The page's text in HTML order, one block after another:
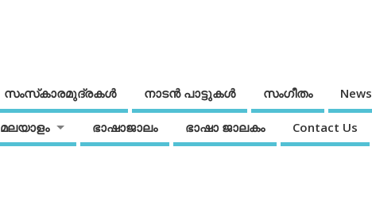
സംസ്‌കാരമുദ്രകള്‍ നാടന്‍ പാട്ടുകള്‍ സംഗീതം News
മലയാളം ഭാഷാജാലം ഭാഷാ ജാലകം Contact Us